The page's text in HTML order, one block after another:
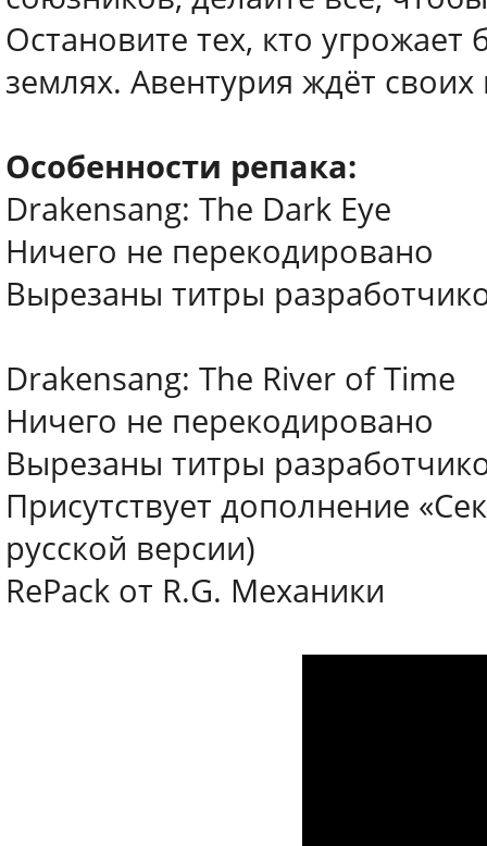
Остановите тех, кто
землях. Авентурия ждёт своих
Особенности репака:
Drakensang: The Dark Eye
Ничего не перекодировано
Вырезаны титры
Drakensang: The River of Time
Ничего не перекодировано
Вырезаны титры
Присутствует дополнение
русской версии)
RePack от R.G. Механики